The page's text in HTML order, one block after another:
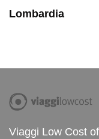
Lombardia
Viaggi Low Cost